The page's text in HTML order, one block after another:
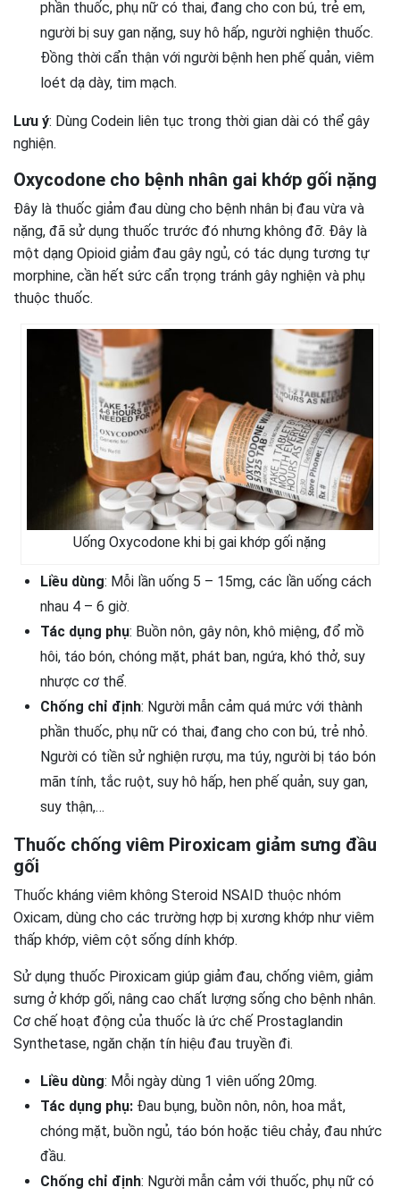
phần thuốc, phụ nữ có thai, đang cho con bú, trẻ em,
người bị suy gan nặng, suy hô hấp, người nghiện thuốc.
Đồng thời cẩn thận với người bệnh hen phế quản, viêm
loét dạ dày, tim mạch.
Lưu ý: Dùng Codein liên tục trong thời gian dài có thể gây
nghiện.
Oxycodone cho bệnh nhân gai khớp gối nặng
Đây là thuốc giảm đau dùng cho bệnh nhân bị đau vừa và
nặng, đã sử dụng thuốc trước đó nhưng không đỡ. Đây là
một dạng Opioid giảm đau gây ngủ, có tác dụng tương tự
morphine, cần hết sức cẩn trọng tránh gây nghiện và phụ
thuộc thuốc.
Uống Oxycodone khi bị gai khớp gối nặng
Liều dùng: Mỗi lần uống 5 – 15mg, các lần uống cách
nhau 4 – 6 giờ.
Tác dụng phụ: Buồn nôn, gây nôn, khô miệng, đổ mồ
hôi, táo bón, chóng mặt, phát ban, ngứa, khó thở, suy
nhược cơ thể.
Chống chỉ định: Người mẫn cảm quá mức với thành
phần thuốc, phụ nữ có thai, đang cho con bú, trẻ nhỏ.
Người có tiền sử nghiện rượu, ma túy, người bị táo bón
mãn tính, tắc ruột, suy hô hấp, hen phế quản, suy gan,
suy thận,…
Thuốc chống viêm Piroxicam giảm sưng đầu
gối
Thuốc kháng viêm không Steroid NSAID thuộc nhóm
Oxicam, dùng cho các trường hợp bị xương khớp như viêm
thấp khớp, viêm cột sống dính khớp.
Sử dụng thuốc Piroxicam giúp giảm đau, chống viêm, giảm
sưng ở khớp gối, nâng cao chất lượng sống cho bệnh nhân.
Cơ chế hoạt động của thuốc là ức chế Prostaglandin
Synthetase, ngăn chặn tín hiệu đau truyền đi.
Liều dùng: Mỗi ngày dùng 1 viên uống 20mg.
Tác dụng phụ: Đau bụng, buồn nôn, nôn, hoa mắt,
chóng mặt, buồn ngủ, táo bón hoặc tiêu chảy, đau nhức
đầu.
Chống chỉ định: Người mẫn cảm với thuốc, phụ nữ có